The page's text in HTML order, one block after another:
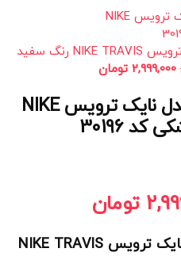
کفش و کتانی مردانه مدل نایک ترویس NIKE TRAVIS رنگ سفید
2,999,000 تومان
کفش و کتانی مردانه مدل نایک ترویس NIKE
تومان
کفش و کتانی مردانه مدل نایک ترویس NIKE TRAVIS